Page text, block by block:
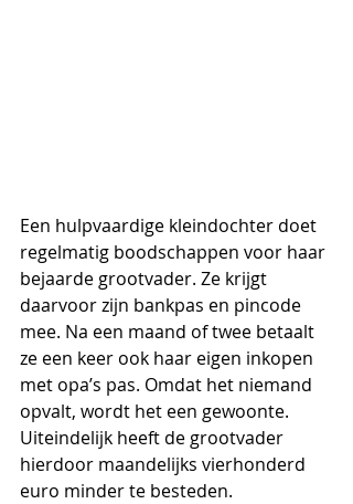
Een hulpvaardige kleindochter doet
regelmatig boodschappen voor haar
bejaarde grootvader. Ze krijgt
daarvoor zijn bankpas en pincode
mee. Na een maand of twee betaalt
ze een keer ook haar eigen inkopen
met opa’s pas. Omdat het niemand
opvalt, wordt het een gewoonte.
Uiteindelijk heeft de grootvader
hierdoor maandelijks vierhonderd
euro minder te besteden.